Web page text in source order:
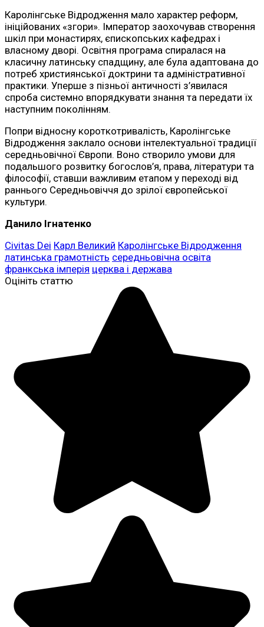
Каролінгське Відродження мало характер реформ,
ініційованих «згори». Імператор заохочував створення
шкіл при монастирях, єпископських кафедрах і
власному дворі. Освітня програма спиралася на
класичну латинську спадщину, але була адаптована до
потреб християнської доктрини та адміністративної
практики. Уперше з пізньої античності з’явилася
спроба системно впорядкувати знання та передати їх
наступним поколінням.
Попри відносну короткотривалість, Каролінгське
Відродження заклало основи інтелектуальної традиції
середньовічної Європи. Воно створило умови для
подальшого розвитку богослов’я, права, літератури та
філософії, ставши важливим етапом у переході від
раннього Середньовіччя до зрілої європейської
культури.
Данило Ігнатенко
Civitas Dei Карл Великий Каролінгське Відродження
латинська грамотність середньовічна освіта
франкська імперія церква і держава
Оцініть статтю